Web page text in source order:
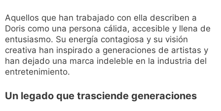
Aquellos que han trabajado con ella describen a
Doris como una persona cálida, accesible y llena de
entusiasmo. Su energía contagiosa y su visión
creativa han inspirado a generaciones de artistas y
han dejado una marca indeleble en la industria del
entretenimiento.
Un legado que trasciende generaciones